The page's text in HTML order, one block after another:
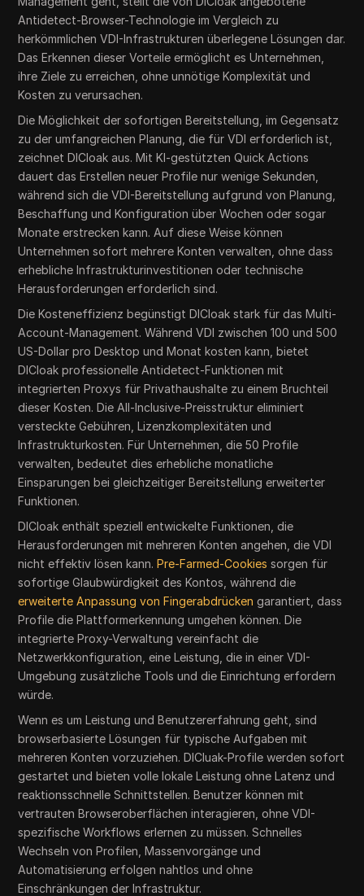
Antidetect-Browser-Technologie im Vergleich zu
herkömmlichen VDI-Infrastrukturen überlegene Lösungen dar.
Das Erkennen dieser Vorteile ermöglicht es Unternehmen,
ihre Ziele zu erreichen, ohne unnötige Komplexität und
Kosten zu verursachen.
Die Möglichkeit der sofortigen Bereitstellung, im Gegensatz
zu der umfangreichen Planung, die für VDI erforderlich ist,
zeichnet DICloak aus. Mit KI-gestützten Quick Actions
dauert das Erstellen neuer Profile nur wenige Sekunden,
während sich die VDI-Bereitstellung aufgrund von Planung,
Beschaffung und Konfiguration über Wochen oder sogar
Monate erstrecken kann. Auf diese Weise können
Unternehmen sofort mehrere Konten verwalten, ohne dass
erhebliche Infrastrukturinvestitionen oder technische
Herausforderungen erforderlich sind.
Die Kosteneffizienz begünstigt DICloak stark für das Multi-
Account-Management. Während VDI zwischen 100 und 500
US-Dollar pro Desktop und Monat kosten kann, bietet
DICloak professionelle Antidetect-Funktionen mit
integrierten Proxys für Privathaushalte zu einem Bruchteil
dieser Kosten. Die All-Inclusive-Preisstruktur eliminiert
versteckte Gebühren, Lizenzkomplexitäten und
Infrastrukturkosten. Für Unternehmen, die 50 Profile
verwalten, bedeutet dies erhebliche monatliche
Einsparungen bei gleichzeitiger Bereitstellung erweiterter
Funktionen.
DICloak enthält speziell entwickelte Funktionen, die
Herausforderungen mit mehreren Konten angehen, die VDI
nicht effektiv lösen kann.Pre-Farmed-Cookiessorgen für
sofortige Glaubwürdigkeit des Kontos, während die
erweiterte Anpassung von Fingerabdrückengarantiert, dass
Profile die Plattformerkennung umgehen können. Die
integrierte Proxy-Verwaltung vereinfacht die
Netzwerkkonfiguration, eine Leistung, die in einer VDI-
Umgebung zusätzliche Tools und die Einrichtung erfordern
würde.
Wenn es um Leistung und Benutzererfahrung geht, sind
browserbasierte Lösungen für typische Aufgaben mit
mehreren Konten vorzuziehen. DICluak-Profile werden sofort
gestartet und bieten volle lokale Leistung ohne Latenz und
reaktionsschnelle Schnittstellen. Benutzer können mit
vertrauten Browseroberflächen interagieren, ohne VDI-
spezifische Workflows erlernen zu müssen. Schnelles
Wechseln von Profilen, Massenvorgänge und
Automatisierung erfolgen nahtlos und ohne
Einschränkungen der Infrastruktur.